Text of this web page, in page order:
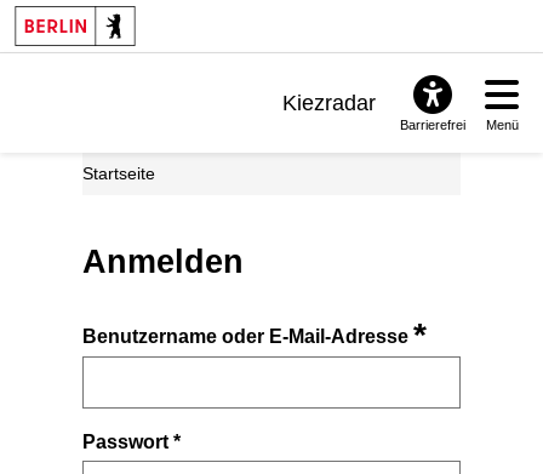
Kiezradar
Barrierefrei Menü
Startseite
Anmelden
Benutzername oder E-Mail-Adresse*
Passwort*